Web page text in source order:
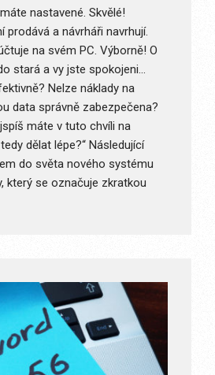
nastavené. Skvělé!
prodává a návrháři navrhují.
na svém PC. Výborně! O
stará a vy jste spokojeni…
Nelze náklady na
data správně zabezpečena?
máte v tuto chvíli na
dělat lépe?“ Následující
do světa nového systému
který se označuje zkratkou